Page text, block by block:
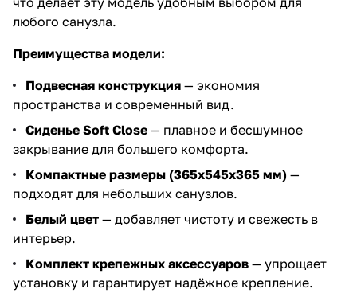
любого санузла.
Преимущества модели:
Подвесная конструкция — экономия
пространства и современный вид.
Сиденье Soft Close — плавное и бесшумное
закрывание для большего комфорта.
Компактные размеры (365x545x365 мм) —
подходят для небольших санузлов.
Белый цвет — добавляет чистоту и свежесть в
интерьер.
Комплект крепежных аксессуаров — упрощает
установку и гарантирует надёжное крепление.